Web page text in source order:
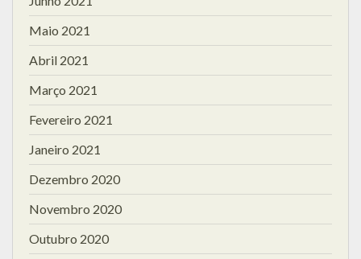
Maio 2021
Abril 2021
Março 2021
Fevereiro 2021
Janeiro 2021
Dezembro 2020
Novembro 2020
Outubro 2020